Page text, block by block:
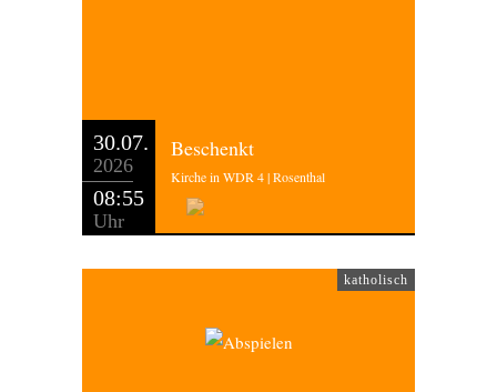
30.07.
2026
08:55
Uhr
Beschenkt
Kirche in WDR 4 | Rosenthal
katholisch